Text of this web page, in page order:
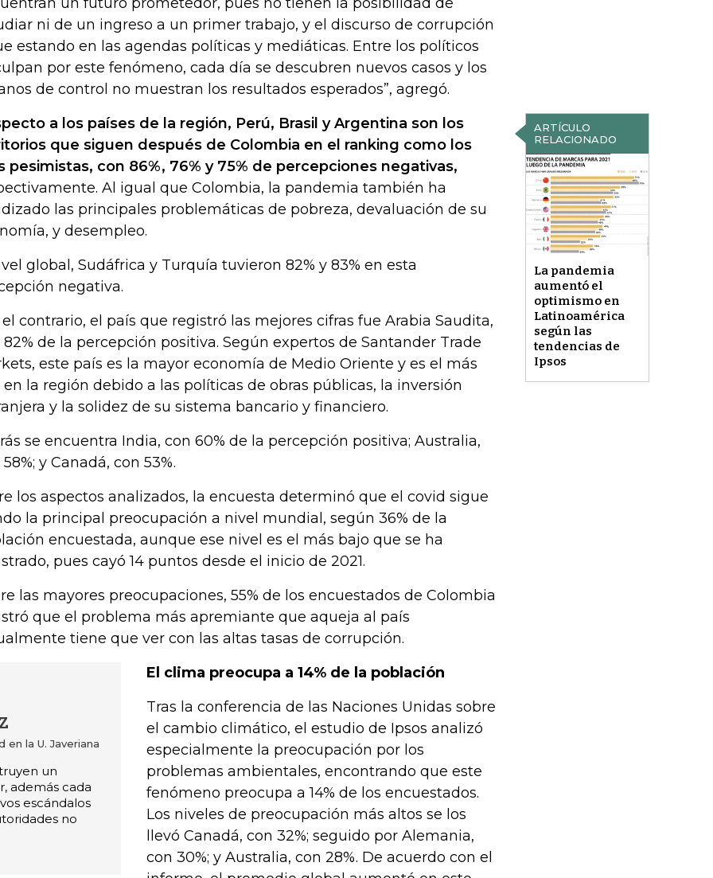
ni de un ingreso a un primer trabajo, y el discurso de corrupción
estando en las agendas políticas y mediáticas. Entre los políticos
por este fenómeno, cada día se descubren nuevos casos y los
de control no muestran los resultados esperados”, agregó.
ARTÍCULO
RELACIONADO
La pandemia
aumentó el
optimismo en
Latinoamérica
según las
tendencias de
Ipsos
a los países de la región, Perú, Brasil y Argentina son los
que siguen después de Colombia en el ranking como los
pesimistas, con 86%, 76% y 75% de percepciones negativas,
Al igual que Colombia, la pandemia también ha
las principales problemáticas de pobreza, devaluación de su
y desempleo.
global, Sudáfrica y Turquía tuvieron 82% y 83% en esta
negativa.
contrario, el país que registró las mejores cifras fue Arabia Saudita,
82% de la percepción positiva. Según expertos de Santander Trade
este país es la mayor economía de Medio Oriente y es el más
en la región debido a las políticas de obras públicas, la inversión
y la solidez de su sistema bancario y financiero.
se encuentra India, con 60% de la percepción positiva; Australia,
y Canadá, con 53%.
los aspectos analizados, la encuesta determinó que el covid sigue
la principal preocupación a nivel mundial, según 36% de la
encuestada, aunque ese nivel es el más bajo que se ha
pues cayó 14 puntos desde el inicio de 2021.
las mayores preocupaciones, 55% de los encuestados de Colombia
que el problema más apremiante que aqueja al país
tiene que ver con las altas tasas de corrupción.
en la U. Javeriana
un
además cada
escándalos
no
El clima preocupa a 14% de la población
Tras la conferencia de las Naciones Unidas sobre
el cambio climático, el estudio de Ipsos analizó
especialmente la preocupación por los
problemas ambientales, encontrando que este
fenómeno preocupa a 14% de los encuestados.
Los niveles de preocupación más altos se los
llevó Canadá, con 32%; seguido por Alemania,
con 30%; y Australia, con 28%. De acuerdo con el